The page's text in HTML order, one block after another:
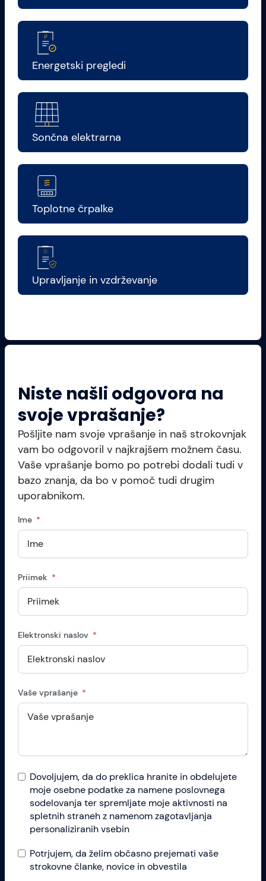
Energetski pregledi
Sončna elektrarna
Toplotne črpalke
Upravljanje in vzdrževanje
Niste našli odgovora na
svoje vprašanje?
Pošljite nam svoje vprašanje in naš strokovnjak
vam bo odgovoril v najkrajšem možnem času.
Vaše vprašanje bomo po potrebi dodali tudi v
bazo znanja, da bo v pomoč tudi drugim
uporabnikom.
Ime
Priimek
Elektronski naslov
Vaše vprašanje
Dovoljujem, da do preklica hranite in obdelujete
moje osebne podatke za namene poslovnega
sodelovanja ter spremljate moje aktivnosti na
spletnih straneh z namenom zagotavljanja
personaliziranih vsebin
Potrjujem, da želim občasno prejemati vaše
strokovne članke, novice in obvestila